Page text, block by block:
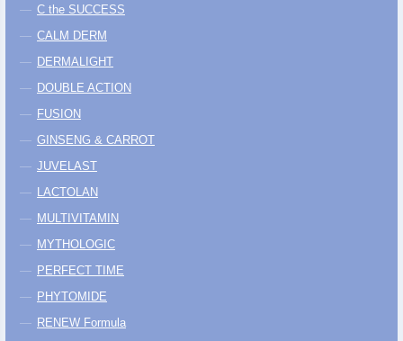
C the SUCCESS
CALM DERM
DERMALIGHT
DOUBLE ACTION
FUSION
GINSENG & CARROT
JUVELAST
LACTOLAN
MULTIVITAMIN
MYTHOLOGIC
PERFECT TIME
PHYTOMIDE
RENEW Formula